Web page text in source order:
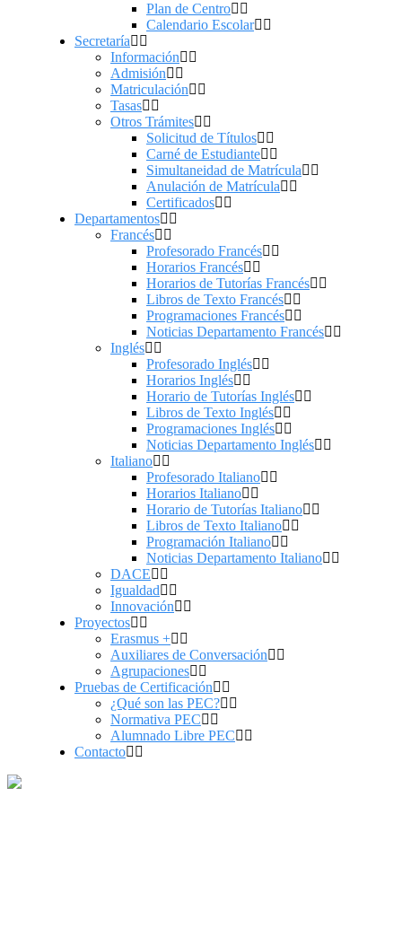
Plan de Centro
Calendario Escolar
Secretaría
Información
Admisión
Matriculación
Tasas
Otros Trámites
Solicitud de Títulos
Carné de Estudiante
Simultaneidad de Matrícula
Anulación de Matrícula
Certificados
Departamentos
Francés
Profesorado Francés
Horarios Francés
Horarios de Tutorías Francés
Libros de Texto Francés
Programaciones Francés
Noticias Departamento Francés
Inglés
Profesorado Inglés
Horarios Inglés
Horario de Tutorías Inglés
Libros de Texto Inglés
Programaciones Inglés
Noticias Departamento Inglés
Italiano
Profesorado Italiano
Horarios Italiano
Horario de Tutorías Italiano
Libros de Texto Italiano
Programación Italiano
Noticias Departamento Italiano
DACE
Igualdad
Innovación
Proyectos
Erasmus +
Auxiliares de Conversación
Agrupaciones
Pruebas de Certificación
¿Qué son las PEC?
Normativa PEC
Alumnado Libre PEC
Contacto